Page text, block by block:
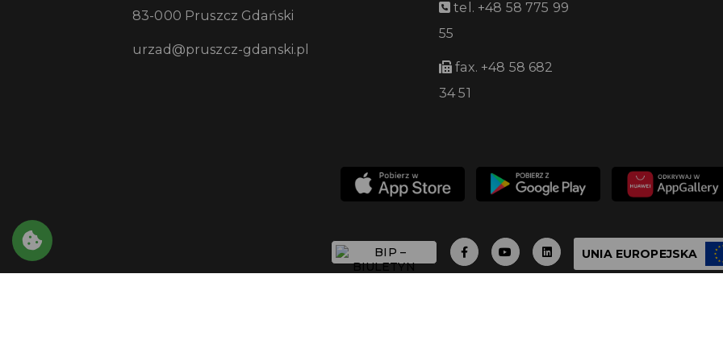
83-000 Pruszcz Gdański
urzad@pruszcz-gdanski.pl
tel. +48 58 775 99
55
fax. +48 58 682
34 51
UNIA EUROPEJSKA